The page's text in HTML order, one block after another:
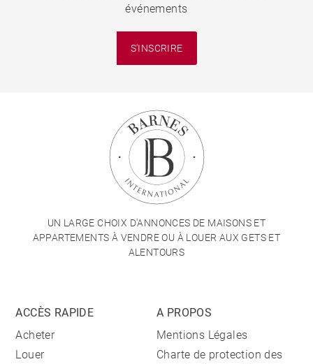
événements
S'INSCRIRE
UN LARGE CHOIX D'ANNONCES DE MAISONS ET
APPARTEMENTS À VENDRE OU À LOUER AUX GETS ET
ALENTOURS
ACCÈS RAPIDE
Acheter
Louer
A PROPOS
Mentions Légales
Charte de protection des